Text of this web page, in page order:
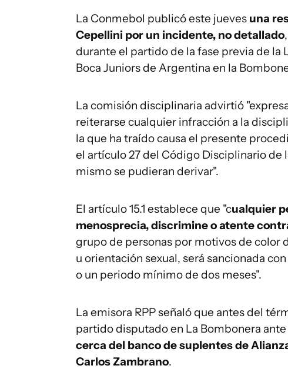
La Conmebol publicó este jueves una
Cepellini por un incidente, no detallado
durante el partido de la fase previa de la
Boca Juniors de Argentina en la
La comisión disciplinaria advirtió
reiterarse cualquier infracción a la
la que ha traído causa el presente
el artículo 27 del Código Disciplinario de
mismo se pudieran derivar".
El artículo 15.1 establece que "cualquier
menosprecia, discrimine o atente
grupo de personas por motivos de color
u orientación sexual, será sancionada
o un periodo mínimo de dos meses".
La emisora RPP señaló que antes del
partido disputado en La Bombonera ante
cerca del banco de suplentes de
Carlos Zambrano.